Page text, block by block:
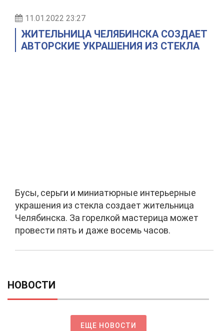
11.01.2022 23:27
ЖИТЕЛЬНИЦА ЧЕЛЯБИНСКА СОЗДАЕТ
АВТОРСКИЕ УКРАШЕНИЯ ИЗ СТЕКЛА
Бусы, серьги и миниатюрные интерьерные
украшения из стекла создает жительница
Челябинска. За горелкой мастерица может
провести пять и даже восемь часов.
НОВОСТИ
ЕЩЕ НОВОСТИ